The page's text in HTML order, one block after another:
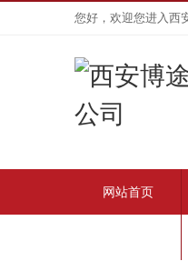
您好，欢迎您进入西
网站首页